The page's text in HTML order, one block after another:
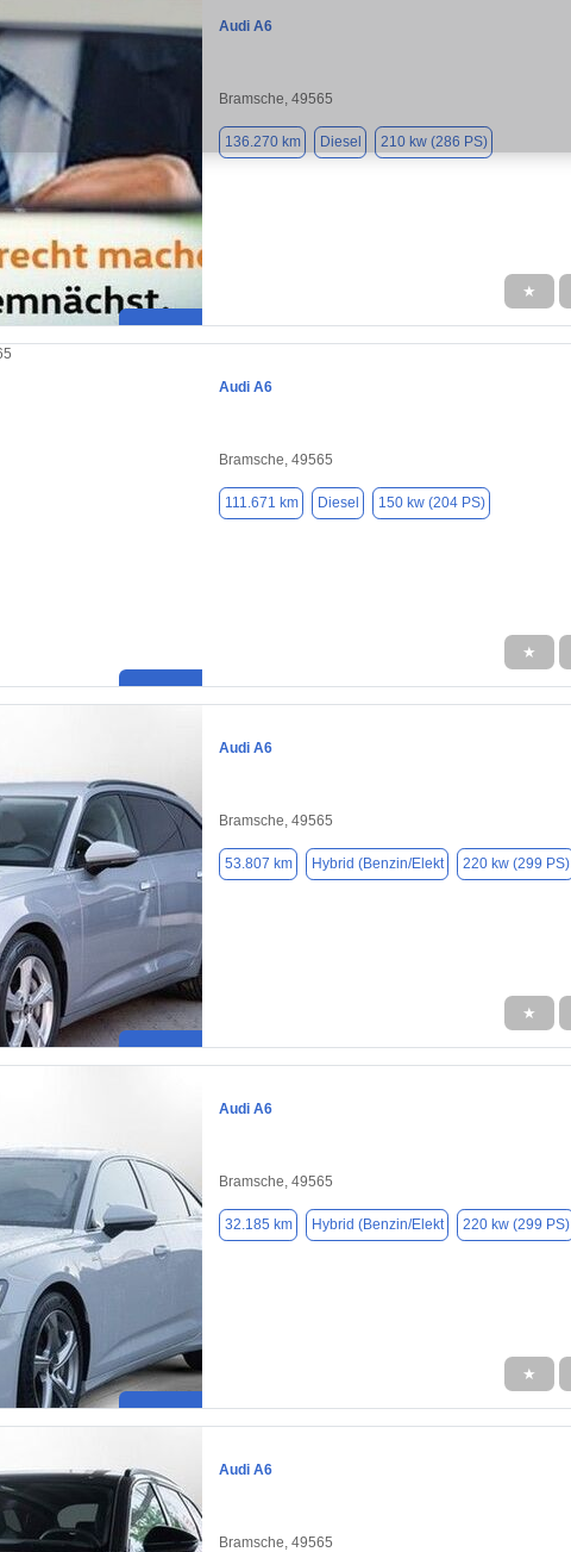
Audi A6
Bramsche, 49565
136.270 km Diesel 210 kw (286 PS)
★
Audi A6
Bramsche, 49565
111.671 km Diesel 150 kw (204 PS)
★
Audi A6
Bramsche, 49565
53.807 km Hybrid (Benzin/Elekt 220 kw (299 PS)
★
Audi A6
Bramsche, 49565
32.185 km Hybrid (Benzin/Elekt 220 kw (299 PS)
★
Audi A6
Bramsche, 49565